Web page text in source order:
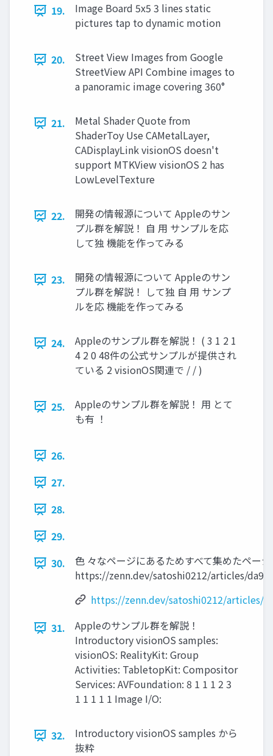
19.
Image Board 5x5 3 lines static
pictures tap to dynamic motion
20.
Street View Images from Google
StreetView API Combine images to
a panoramic image covering 360°
21.
Metal Shader Quote from
ShaderToy Use CAMetalLayer,
CADisplayLink visionOS doesn't
support MTKView visionOS 2 has
LowLevelTexture
22.
開発の情報源について Appleのサン
プル群を解説！ 自 用 サンプルを応
して独 機能を作ってみる
23.
開発の情報源について Appleのサン
プル群を解説！ して独 自 用 サンプ
ルを応 機能を作ってみる
24.
Appleのサンプル群を解説！ ( 3 1 2 1
4 2 0 48件の公式サンプルが提供され
ている 2 visionOS関連で / / )
25.
Appleのサンプル群を解説！ 用 とて
も有 ！
26.
27.
28.
29.
30.
色 々なページにあるためすべて集めたペー
https://zenn.dev/satoshi0212/articles/
https://zenn.dev/satoshi0212/articles/
31.
Appleのサンプル群を解説！
Introductory visionOS samples:
visionOS: RealityKit: Group
Activities: TabletopKit: Compositor
Services: AVFoundation: 8 1 1 1 2 3
1 1 1 1 1 Image I/O:
32.
Introductory visionOS samples から
抜粋